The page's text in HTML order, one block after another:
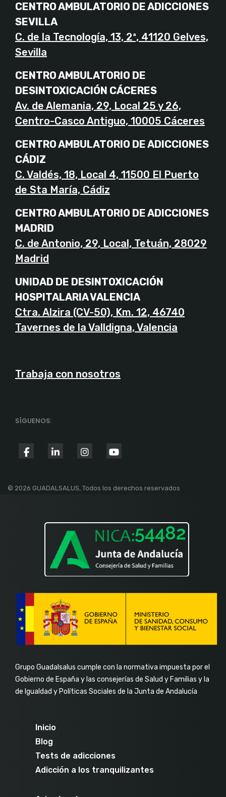
CENTRO AMBULATORIO DE ADICCIONES
SEVILLA
C. de la Tecnología, 13, 2ª, 41120 Gelves,
Sevilla
CENTRO AMBULATORIO DE
DESINTOXICACIÓN CÁCERES
Av. de Alemania, 29, Local 25 y 26,
Centro-Casco Antiguo, 10005 Cáceres
CENTRO AMBULATORIO DE ADICCIONES
CÁDIZ
C. Valdés, 18, Local 4, 11500 El Puerto
de Sta María, Cádiz
CENTRO AMBULATORIO DE ADICCIONES
MADRID
C. de Antonio, 29, Local, Tetuán, 28029
Madrid
UNIDAD DE DESINTOXICACIÓN
HOSPITALARIA VALENCIA
Ctra. Alzira (CV-50), Km. 12, 46740
Tavernes de la Valldigna, Valencia
Trabaja con nosotros
SÍGUENOS:
fab
facebook-
fab
linkedin-
fab
instagram
fab
youtube
© 2026 GUADALSALUS, Todos los derechos reservados
Grupo Guadalsalus cumple con la normativa impuesta por el
Gobierno de España y las consejerías de Salud y Familias y la
de Igualdad y Políticas Sociales de la Junta de Andalucía
Inicio
Blog
Tests de adicciones
Adicción a los tranquilizantes